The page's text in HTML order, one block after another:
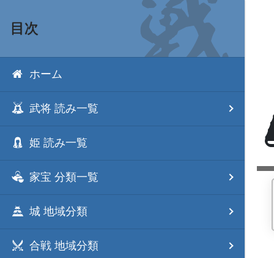
目次
ホーム
武将 読み一覧
姫 読み一覧
家宝 分類一覧
城 地域分類
合戦 地域分類